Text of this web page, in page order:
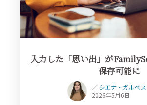
入力した「思い出」が
保存可能に
／ シエナ・ガルベ
2026年5月6日